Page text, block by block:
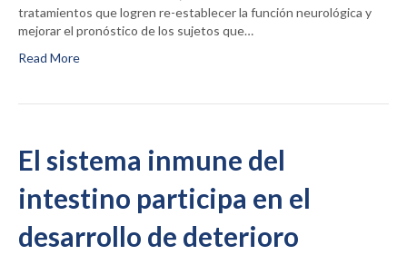
tratamientos que logren re-establecer la función neurológica y
mejorar el pronóstico de los sujetos que…
Read More
El sistema inmune del
intestino participa en el
desarrollo de deterioro